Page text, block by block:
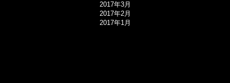
2017年3月
2017年2月
2017年1月